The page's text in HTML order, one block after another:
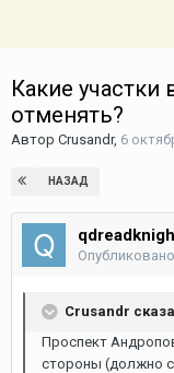
Какие
отменять?
Автор Crusandr, 6
НАЗАД
Опубликовано
Crusandr
Проспект
стороны (должно